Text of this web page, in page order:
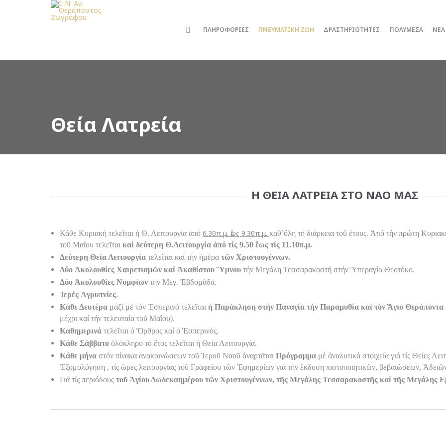
ΠΛΗΡΟΦΟΡΙΕΣ ΠΝΕΥΜΑΤΙΚΗ ΖΩΗ ΔΡΑΣΤΗΡΙΟΤΗΤΕΣ ΠΟΛΥΜΕΣΑ ΝΕΑ
Θεία Λατρεία
Η ΘΕΙΑ ΛΑΤΡΕΙΑ ΣΤΟ ΝΑΟ ΜΑΣ
Κάθε Κυριακή τελεῖται ἡ Θ. Λειτουργία ἀπό6.30π.μ. ἔως 9.30π.μ.καθ΄ὅλη τή διάρκεια τοῦ έτους. Ἀπό τήν πρώτη
τοῦ Μαΐου τελεῖταικαί δεύτερη Θ.Λειτουργία ἀπό τίς 9.50 ἔως τίς 11.10π.μ.
Δεύτερη Θεία Λειτουργίατελεῖται καί τήν ἡμέρατῶν Χριστουγέννων.
Δύο Ἀκολουθίες Χαιρετισμῶν καί Ἀκαθίστου Ὕμνου τήν Μεγάλη Τεσσαρακοστή στήν Ὑπεραγία Θεοτόκο.
Δύο Ἀκολουθίες Νυμφίων τήν Μεγ. Ἑβδομάδα.
Ἱερές Ἀγρυπνίες.
Κάθε Δευτέρα μαζί μέ τόν Ἑσπερινό τελεῖταιἡ Παράκληση στήν Παναγία τήν Παραμυθία καί τόν Ἅγιο Θεράποντα
μέχρι καί τήν τελευταία τοῦ Μαΐου).
Καθημερινάτελεῖται ὁ Ὄρθρος καί ὁ Ἑσπερινός.
Κάθε Σάββατο ὁλόκληρο τό ἔτος τελεῖται ἡ Θεία Λειτουργία.
Κάθε μήνα στόν πίνακα ἀνακοινώσεων τοῦ Ἱεροῦ Ναοῦ ἀναρτᾶταιΠρόγραμμα μέ ἀναλυτικά στοιχεία γιά τίς Θείες
Ἐξομολόγηση , τίς ὥρες λειτουργίας τοῦ Γραφείου τῶν Ἐφημερίων γιά τήν ἔκδοση πιστοποιητικῶν, βεβαιώσεων,
Γιά τίς περιόδουςτοῦ Ἁγίου Δωδεκαημέρου τῶν Χριστουγέννων, τῆς Μεγάλης Τεσσαρακοστῆς καί τῆς Μεγάλης